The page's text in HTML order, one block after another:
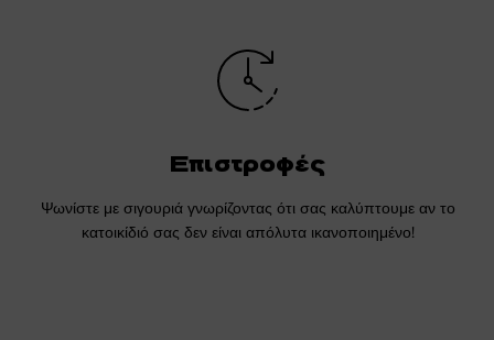
Επιστροφές
Ψωνίστε με σιγουριά γνωρίζοντας ότι σας καλύπτουμε αν το
κατοικίδιό σας δεν είναι απόλυτα ικανοποιημένο!